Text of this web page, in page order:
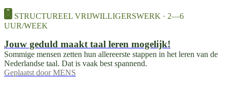
STRUCTUREEL VRIJWILLIGERSWERK · 2—6
UUR/WEEK
Jouw geduld maakt taal leren mogelijk!
Sommige mensen zetten hun allereerste stappen in het leren van de
Nederlandse taal. Dat is vaak best spannend.
Geplaatst door MENS